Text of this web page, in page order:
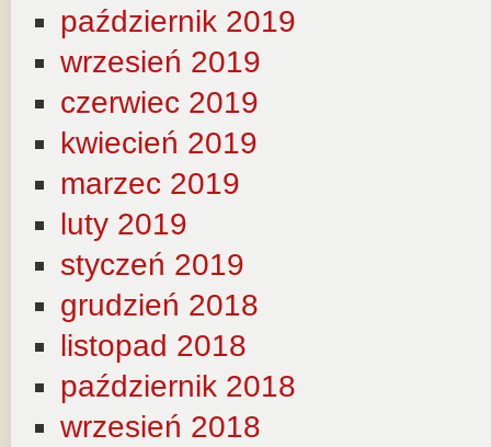
październik 2019
wrzesień 2019
czerwiec 2019
kwiecień 2019
marzec 2019
luty 2019
styczeń 2019
grudzień 2018
listopad 2018
październik 2018
wrzesień 2018